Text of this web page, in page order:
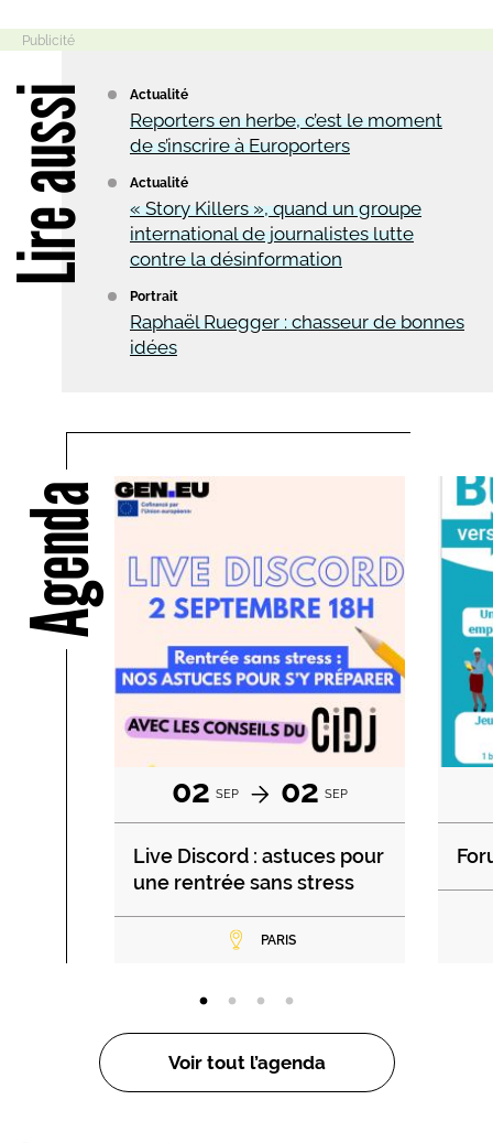
Actualité
Reporters en herbe, c’est le moment
de s’inscrire à Europorters
Actualité
« Story Killers », quand un groupe
international de journalistes lutte
contre la désinformation
Portrait
Raphaël Ruegger : chasseur de bonnes
idées
Agenda
02 SEP 02 SEP
Live Discord : astuces pour
une rentrée sans stress
PARIS
Voir tout l’agenda